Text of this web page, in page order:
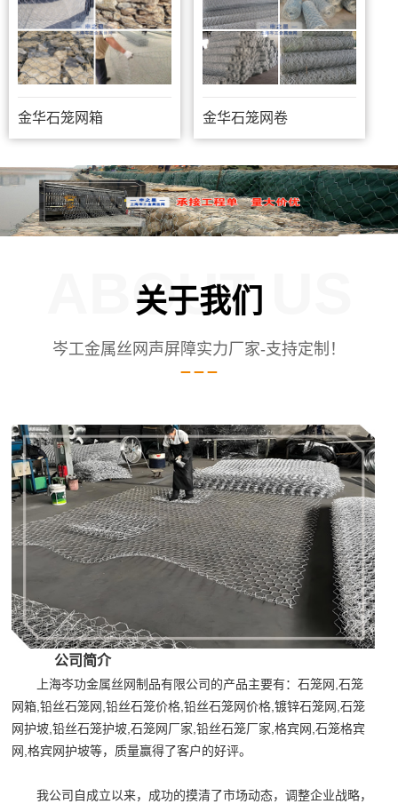
金华石笼网箱 金华石笼网卷
关于我们
ABOUT US
岑工金属丝网声屏障实力厂家-支持定制！
公司简介
上海岑功金属丝网制品有限公司的产品主要有：石笼网,石笼
网箱,铅丝石笼网,铅丝石笼价格,铅丝石笼网价格,镀锌石笼网,石笼
网护坡,铅丝石笼护坡,石笼网厂家,铅丝石笼厂家,格宾网,石笼格宾
网,格宾网护坡等，质量赢得了客户的好评。
我公司自成立以来，成功的摸清了市场动态，调整企业战略，